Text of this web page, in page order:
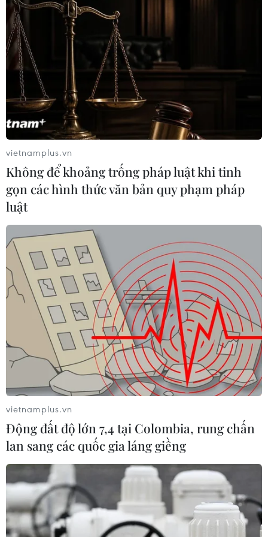
TIN LIÊN QUAN
Trung Quốc điều chỉnh biện pháp kiểm
soát xuất khẩu đối với 31 thực thể của Mỹ
05/11/2025 23:18
Ngày 5/11, Bộ Thương mại Trung Quốc thông báo từ
ngày 10/11 tới sẽ điều chỉnh biện pháp kiểm soát xuất
khẩu nhắm vào một số thực thể nhất định của Mỹ.
vietnamplus.vn
Không để khoảng trống pháp luật khi tinh
gọn các hình thức văn bản quy phạm pháp
luật
vietnamplus.vn
Động đất độ lớn 7,4 tại Colombia, rung chấn
lan sang các quốc gia láng giềng